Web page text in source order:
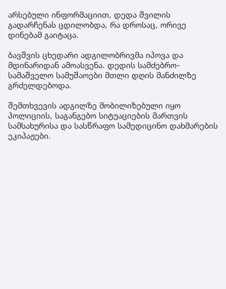
არსებული ინფორმაციით, დედა შვილის
გადარჩენას ცდილობდა, რა დროსაც, ორივე
დინებამ გაიტაცა.
ბავშვის ცხედარი ადგილობრივმა იპოვა და
მდინარიდან ამოასვენა. დედის სამძებრო-
სამაშველო სამუშაოები მთლი დღის მანძილზე
გრძელდებოდა.
შემთხვევის ადგილზე მობილიზებული იყო
პოლიციის, საგანგებო სიტუაციების მართვის
სამსახურისა და სასწრაფო სამედიცინო დახმარების
ეკიპაჟები.